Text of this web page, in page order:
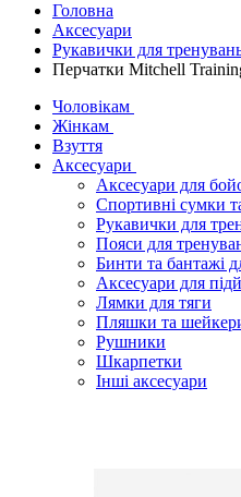
Головна
Аксесуари
Рукавички для
Перчатки Mitchell
Чоловікам
Жінкам
Взуття
Аксесуари
Аксесуари для
Спортивні сумки
Рукавички для
Пояси для
Бинти та бантажі
Аксесуари для
Лямки для тяги
Пляшки та
Рушники
Шкарпетки
Інші аксесуари